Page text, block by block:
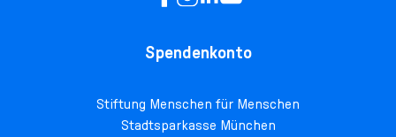
Spendenkonto
Stiftung Menschen für Menschen
Stadtsparkasse München